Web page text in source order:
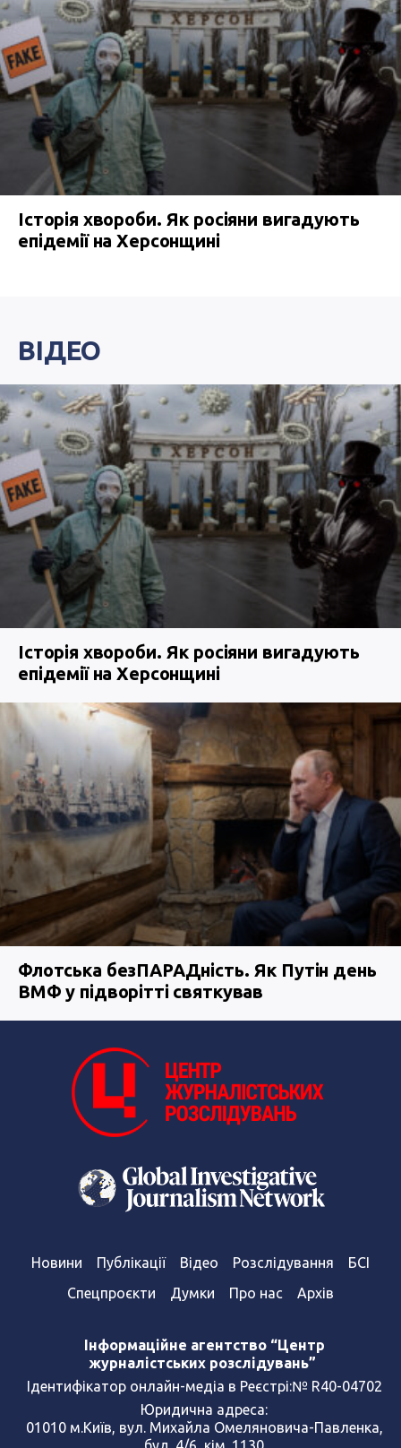
Історія хвороби. Як росіяни вигадують
епідемії на Херсонщині
ВІДЕО
Історія хвороби. Як росіяни вигадують
епідемії на Херсонщині
Флотська безПАРАДність. Як Путін день
ВМФ у підворітті святкував
Новини Публікації Відео Розслідування
БСІ
Спецпроєкти
Думки Про нас Архів
Інформаційне агентство “Центр
журналістських розслідувань”
Ідентифікатор онлайн-медіа в Реєстрі:№ R40-04702
Юридична адреса:
01010 м.Київ, вул. Михайла Омеляновича-Павленка,